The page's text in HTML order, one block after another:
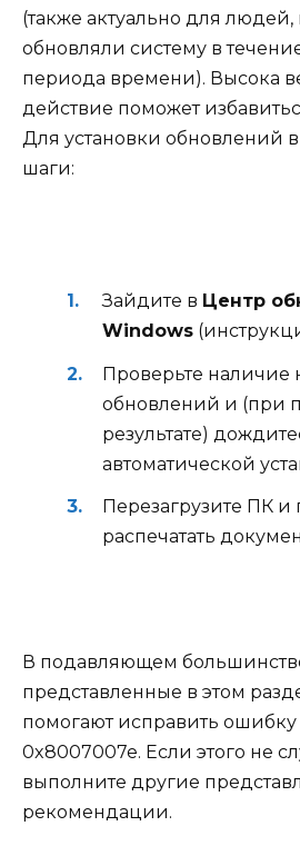
(также актуально для людей,
обновляли систему в
периода времени). Высока
действие поможет
Для установки обновлений
шаги:
Зайдите в Центр
Windows
Проверьте наличие
обновлений и (при
результате)
автоматической
Перезагрузите ПК и
распечатать
В подавляющем
представленные в этом
помогают исправить
0x8007007e. Если этого не
выполните другие
рекомендации.